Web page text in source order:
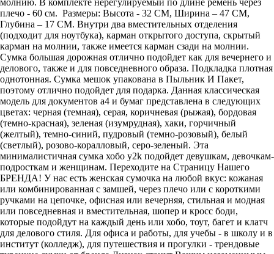
плечо - 60 см. Размеры: Высота - 32 СМ, Ширина – 47 СМ,
Глубина – 17 СМ. Внутри два вместительных отделения
(подходит для ноутбука), карман открытого доступа, скрытый
карман на молнии, также имеется карман сзади на молнии.
Сумка большая дорожная отлично подойдет как для вечернего и
делового, также и для повседневного образа. Подкладка плотная
однотонная. Сумка мешок упакована в Пыльник И Пакет,
поэтому отлично подойдет для подарка. Данная классическая
модель для документов а4 и бумаг представлена в следующих
цветах: черная (темная), серая, коричневая (рыжая), бордовая
(темно-красная), зеленая (изумрудная), хаки, горчичный
(желтый), темно-синий, пудровый (темно-розовый), белый
(светлый), розово-коралловый, серо-зеленый. Эта
минималистичная сумка хобо y2k подойдет девушкам, девочкам-
подросткам и женщинам. Переходите на Страницу Нашего
БРЕНДА! У нас есть женская сумочка на любой вкус: кожаная
или комбинированная с замшей, через плечо или с короткими
ручками на цепочке, офисная или вечерняя, стильная и модная
или повседневная и вместительная, шопер и кросс боди,
которые подойдут на каждый день или хобо, тоут, багет и клатч
для делового стиля. Для офиса и работы, для учебы - в школу и в
институт (колледж), для путешествия и прогулки - трендовые